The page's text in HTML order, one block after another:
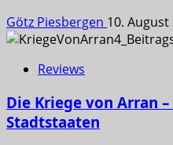
Götz Piesbergen 10. August
Reviews
Die Kriege von Arran
Stadtstaaten